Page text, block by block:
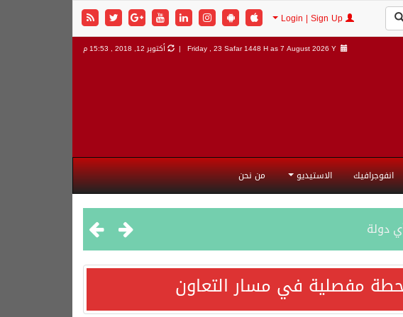
Friday , 23 Safar 1448 H as7 August 2026 Y | أكتوبر 12, 2018 , 15:53 م
انفوجرافيك الاستيديو من نحن
دولة
مفصلية في مسار التعاون